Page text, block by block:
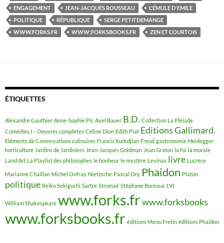
ENGAGEMENT
JEAN-JACQUES ROUSSEAU
L'ÉMULE D'EMILE
POLITIQUE
RÉPUBLIQUE
SERGE PETITDEMANGE
WWW.FORKS.FR
WWW;FORKSBOOKS.FR ZEN ET COURTOIS
ÉTIQUETTES
Alexandre Gauthier Anne-Sophie Pic Axel Bauer B.D. Collection La Pléiade
Comédies.I – Oeuvres complètes Céline Dion Edith Piaf Editions Gallimard.
Eléments de Conversations culinaires Francis Kurkdjian Freud gastronomie Heidegger
horticulture Jardins de Jardiniers Jean-Jacques Goldman Jean Graton la foi la morale
Land Art La Playlist des philosophes le bonheur le mystère Levinas livre Lucrèce
Marianne Chaillan Michel Onfray Nietzsche Pascal Ory Phaidon Platon
politique Reiko Sekiguchi Sartre Stromaë Stéphane Bureaux t.VI
William Shakespeare www.forks.frwww.forksbooks
www.forksbooks.fr éditions Menu Fretin éditions Phaidon